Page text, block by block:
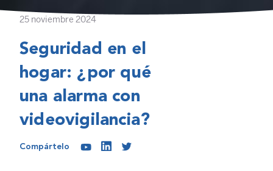
25 noviembre 2024
Seguridad en el
hogar: ¿por qué
una alarma con
videovigilancia?
Compártelo